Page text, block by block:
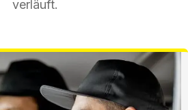
verläuft.